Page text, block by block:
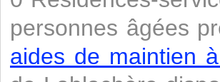
personnes âgées
aides de maintien